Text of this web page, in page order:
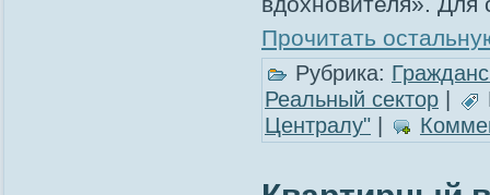
Прочитать
Рубрика:
Реальный сектор
Централу"